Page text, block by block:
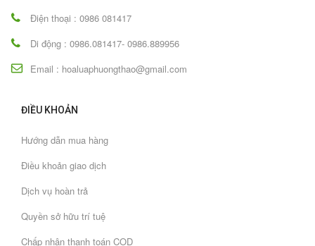
Điện thoại : 0986 081417
Di động : 0986.081417- 0986.889956
Email : hoaluaphuongthao@gmail.com
ĐIỀU KHOẢN
Hướng dẫn mua hàng
Điều khoản giao dịch
Dịch vụ hoàn trả
Quyền sở hữu trí tuệ
Chấp nhận thanh toán COD